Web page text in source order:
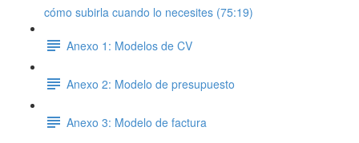
cómo subirla cuando lo necesites (75:19)
Anexo 1: Modelos de CV
Anexo 2: Modelo de presupuesto
Anexo 3: Modelo de factura